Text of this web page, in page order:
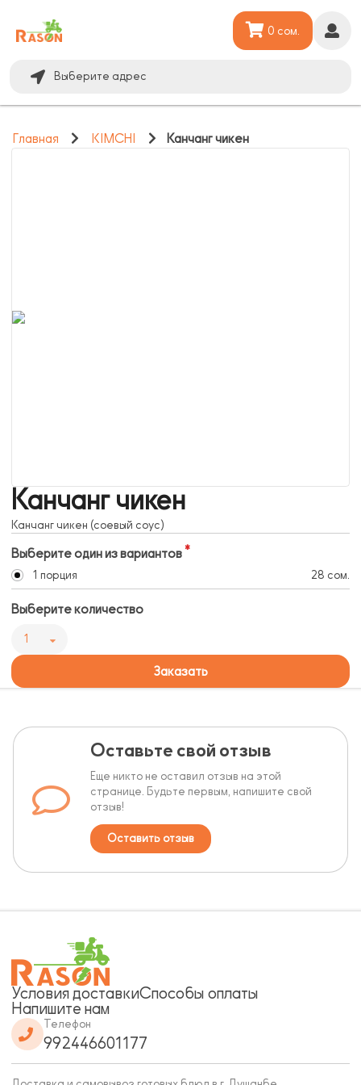
Выберите адрес
0 сом.
Главная KIMCHI Канчанг чикен
Канчанг чикен
Канчанг чикен (соевый соус)
Выберите один из вариантов
1 порция 28 сом.
Выберите количество
1
Заказать
Оставьте свой отзыв
Еще никто не оставил отзыв на этой
странице. Будьте первым, напишите свой
отзыв!
Оставить отзыв
Условия доставкиСпособы оплаты
Напишите нам
Телефон
992446601177